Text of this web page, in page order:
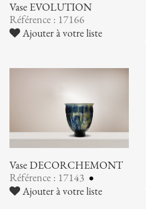
Vase EVOLUTION
Référence : 17166
Ajouter à votre liste
Vase DECORCHEMONT
Référence : 17143
Ajouter à votre liste